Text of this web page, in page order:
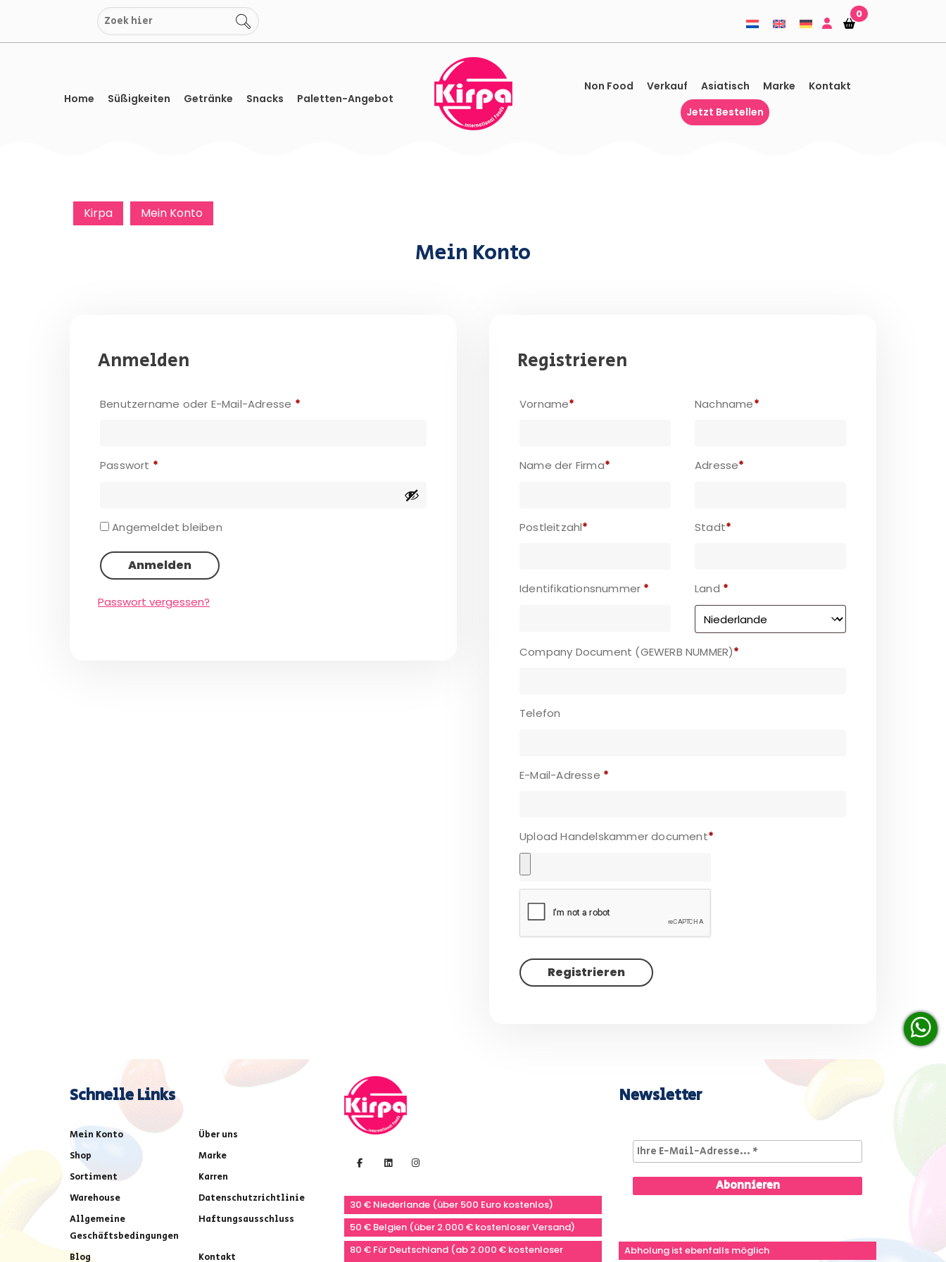
springen
Einkaufskorb
Einkaufskorb
0
Home Süßigkeiten Getränke Snacks Paletten-Angebot
Non Food Verkauf Asiatisch Marke
Kontakt
Jetzt Bestellen
Kirpa Mein Konto
Mein Konto
Anmelden
Benutzername oder E-Mail-Adresse *
Passwort *
Angemeldet bleiben
Anmelden
Passwort vergessen?
Registrieren
Vorname* Nachname*
Name der Firma* Adresse*
Postleitzahl* Stadt*
Land *
Identifikationsnummer *
Company Document (GEWERB NUMMER)*
Telefon
E-Mail-Adresse *
Upload Handelskammer document*
Registrieren
Schnelle Links
Mein Konto
Über uns
Shop
Marke
Sortiment
Karren
Warehouse
Datenschutzrichtlinie
Allgemeine
Geschäftsbedingungen
Haftungsausschluss
Blog Kontakt
30 € Niederlande (über 500 Euro kostenlos)
50 € Belgien (über 2.000 € kostenloser Versand)
80 € Für Deutschland (ab 2.000 € kostenloser
Newsletter
Abholung ist ebenfalls möglich